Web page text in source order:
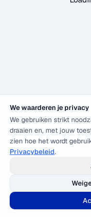
We waarderen je privacy
We gebruiken strikt
draaien en, met jouw
zien hoe het wordt
Privacybeleid.